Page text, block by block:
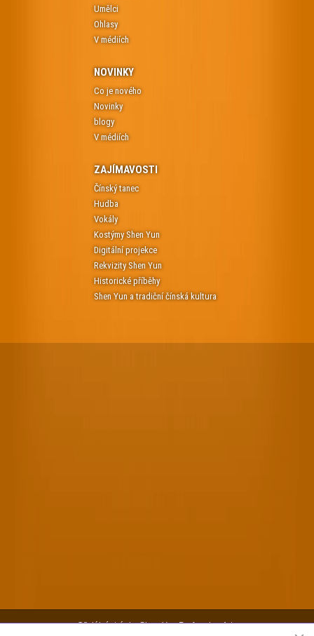
Umělci
Ohlasy
V médiích
NOVINKY
Co je nového
Novinky
blogy
V médiích
ZAJÍMAVOSTI
Čínský tanec
Hudba
Vokály
Kostýmy Shen Yun
Digitální projekce
Rekvizity Shen Yun
Historické příběhy
Shen Yun a tradiční čínská kultura
Oficiální stránky Shen Yun Performing Arts